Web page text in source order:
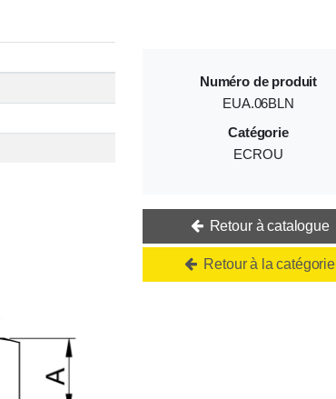
Numéro de produit
EUA.06BLN
Catégorie
ECROU
Retour à catalogue
Retour à la catégorie